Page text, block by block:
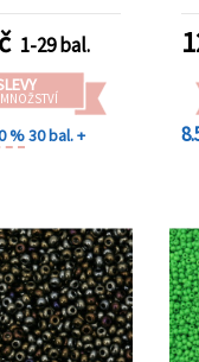
1-29 bal.
%30 bal. +